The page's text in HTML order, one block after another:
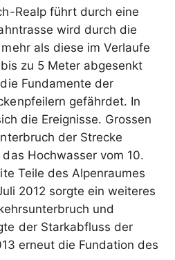
Realp führt durch eine
wird durch die
als diese im Verlaufe
zu 5 Meter abgesenkt
Fundamente der
gefährdet. In
die Ereignisse. Grossen
der Strecke
Hochwasser vom 10.
Teile des Alpenraumes
2012 sorgte ein weiteres
und
der Starkabfluss der
erneut die Fundation des